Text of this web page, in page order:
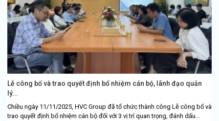
Lễ công bố và trao quyết định bổ nhiệm cán bộ, lãnh đạo quản
lý...
Chiều ngày 11/11/2025, HVC Group đã tổ chức thành công Lễ công bố và
trao quyết định bổ nhiệm cán bộ đối với 3 vị trí quan trọng, đánh dấu...